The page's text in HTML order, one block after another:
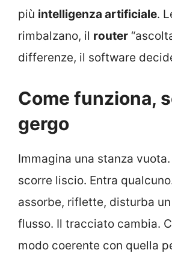
più intelligenza artificiale.
rimbalzano, il router
differenze, il software
Come funziona,
gergo
Immagina una stanza
scorre liscio. Entra
assorbe, riflette, disturba un
flusso. Il tracciato cambia.
modo coerente con quella